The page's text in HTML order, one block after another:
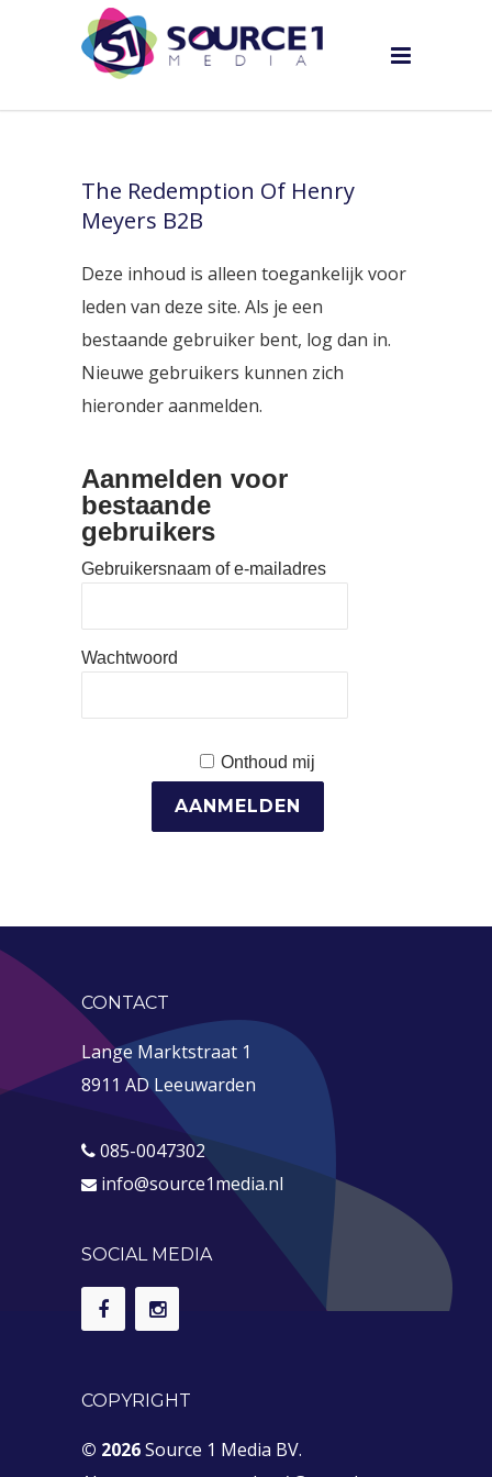
The Redemption Of Henry
Meyers B2B
Deze inhoud is alleen toegankelijk voor
leden van deze site. Als je een
bestaande gebruiker bent, log dan in.
Nieuwe gebruikers kunnen zich
hieronder aanmelden.
Aanmelden voor
bestaande
gebruikers
Gebruikersnaam of e-mailadres
Wachtwoord
Onthoud mij
CONTACT
Lange Marktstraat 1
8911 AD Leeuwarden
085-0047302
info@source1media.nl
SOCIAL MEDIA
COPYRIGHT
© 2026Source 1 Media BV.